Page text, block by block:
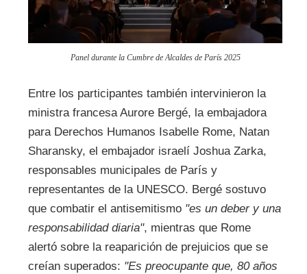
Panel durante la Cumbre de Alcaldes de París 2025
Entre los participantes también intervinieron la
ministra francesa Aurore Bergé, la embajadora
para Derechos Humanos Isabelle Rome, Natan
Sharansky, el embajador israelí Joshua Zarka,
responsables municipales de París y
representantes de la UNESCO. Bergé sostuvo
que combatir el antisemitismo "es un deber y una
responsabilidad diaria", mientras que Rome
alertó sobre la reaparición de prejuicios que se
creían superados: "Es preocupante que, 80 años